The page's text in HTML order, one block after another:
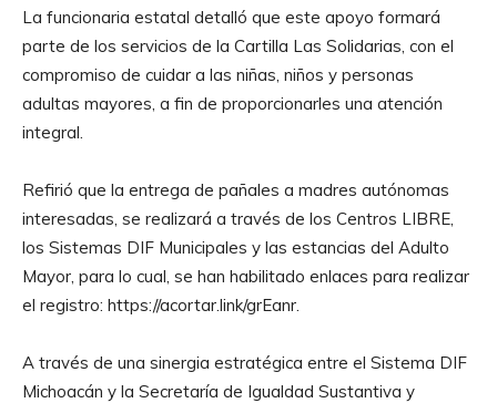
La funcionaria estatal detalló que este apoyo formará
parte de los servicios de la Cartilla Las Solidarias, con el
compromiso de cuidar a las niñas, niños y personas
adultas mayores, a fin de proporcionarles una atención
integral.
Refirió que la entrega de pañales a madres autónomas
interesadas, se realizará a través de los Centros LIBRE,
los Sistemas DIF Municipales y las estancias del Adulto
Mayor, para lo cual, se han habilitado enlaces para realizar
el registro: https://acortar.link/grEanr.
A través de una sinergia estratégica entre el Sistema DIF
Michoacán y la Secretaría de Igualdad Sustantiva y